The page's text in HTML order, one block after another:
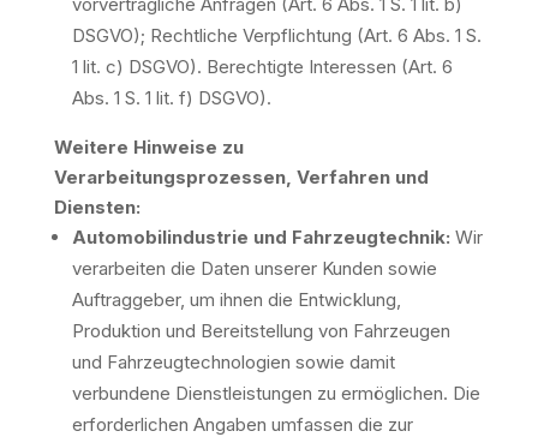
DSGVO); Rechtliche Verpflichtung (Art. 6 Abs. 1 S.
1 lit. c) DSGVO). Berechtigte Interessen (Art. 6
Abs. 1 S. 1 lit. f) DSGVO).
Weitere Hinweise zu
Verarbeitungsprozessen, Verfahren und
Diensten:
Automobilindustrie und Fahrzeugtechnik: Wir
verarbeiten die Daten unserer Kunden sowie
Auftraggeber, um ihnen die Entwicklung,
Produktion und Bereitstellung von Fahrzeugen
und Fahrzeugtechnologien sowie damit
verbundene Dienstleistungen zu ermöglichen. Die
erforderlichen Angaben umfassen die zur